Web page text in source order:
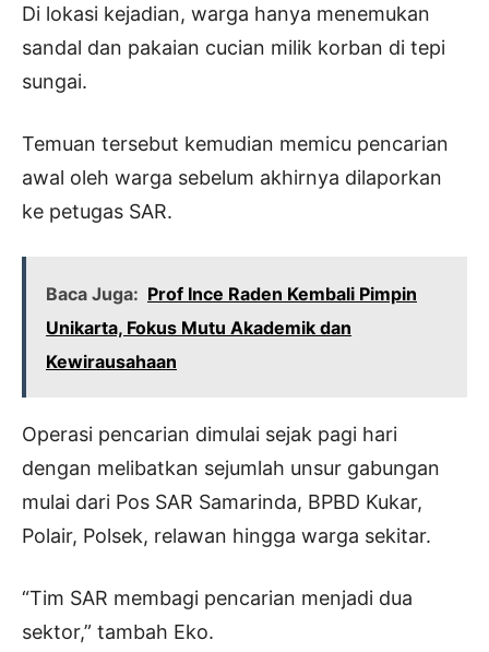
Di lokasi kejadian, warga hanya menemukan
sandal dan pakaian cucian milik korban di tepi
sungai.
Temuan tersebut kemudian memicu pencarian
awal oleh warga sebelum akhirnya dilaporkan
ke petugas SAR.
Baca Juga: Prof Ince Raden Kembali Pimpin
Unikarta, Fokus Mutu Akademik dan
Kewirausahaan
Operasi pencarian dimulai sejak pagi hari
dengan melibatkan sejumlah unsur gabungan
mulai dari Pos SAR Samarinda, BPBD Kukar,
Polair, Polsek, relawan hingga warga sekitar.
“Tim SAR membagi pencarian menjadi dua
sektor,” tambah Eko.